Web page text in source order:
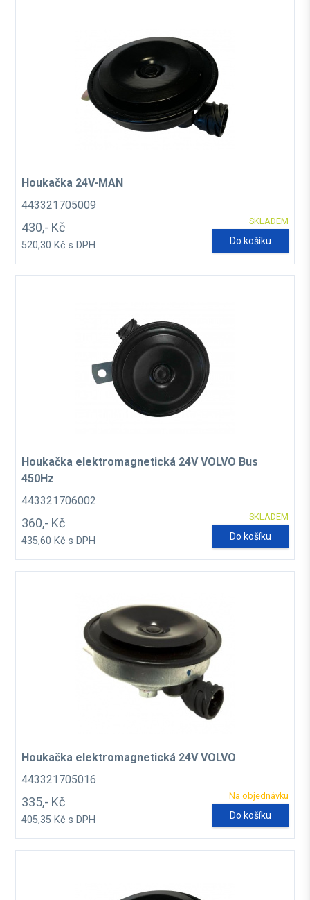
Houkačka 24V-MAN
443321705009
SKLADEM
430,- Kč
520,30 Kč s DPH Do košíku
Houkačka elektromagnetická 24V VOLVO Bus
450Hz
443321706002
SKLADEM
360,- Kč
435,60 Kč s DPH Do košíku
Houkačka elektromagnetická 24V VOLVO
443321705016
Na objednávku
335,- Kč
405,35 Kč s DPH Do košíku